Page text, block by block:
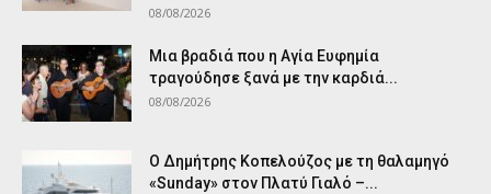
08/08/2026
Μια βραδιά που η Αγία Ευφημία
τραγούδησε ξανά με την καρδιά...
08/08/2026
Ο Δημήτρης Κοπελούζος με τη θαλαμηγό
«Sunday» στον Πλατύ Γιαλό –...